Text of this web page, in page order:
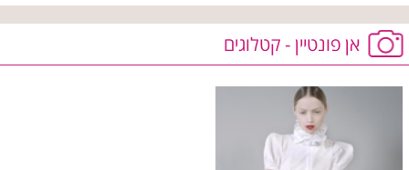
אן פונטיין - קטלוגים